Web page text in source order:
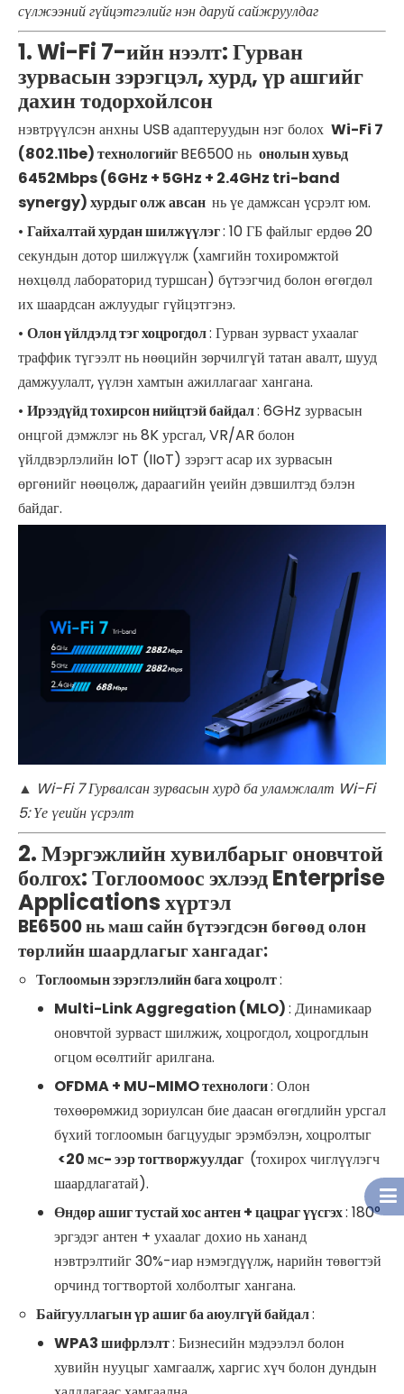
сүлжээний гүйцэтгэлийг нэн даруй сайжруулдаг
1. Wi-Fi 7-ийн нээлт: Гурван
зурвасын зэрэгцэл, хурд, үр ашгийг
дахин тодорхойлсон
нэвтрүүлсэн анхны USB адаптеруудын нэг болох Wi-Fi 7
(802.11be) технологийгBE6500 нь онолын хувьд
6452Mbps (6GHz + 5GHz + 2.4GHz tri-band
synergy) хурдыг олж авсан нь үе дамжсан үсрэлт юм.
• Гайхалтай хурдан шилжүүлэг: 10 ГБ файлыг ердөө 20
секундын дотор шилжүүлж (хамгийн тохиромжтой
нөхцөлд лабораторид туршсан) бүтээгчид болон өгөгдөл
их шаардсан ажлуудыг гүйцэтгэнэ.
• Олон үйлдэлд тэг хоцрогдол: Гурван зурваст ухаалаг
траффик түгээлт нь нөөцийн зөрчилгүй татан авалт, шууд
дамжуулалт, үүлэн хамтын ажиллагааг хангана.
• Ирээдүйд тохирсон нийцтэй байдал: 6GHz зурвасын
онцгой дэмжлэг нь 8K урсгал, VR/AR болон
үйлдвэрлэлийн IoT (IIoT) зэрэгт асар их зурвасын
өргөнийг нөөцөлж, дараагийн үеийн дэвшилтэд бэлэн
байдаг.
▲ Wi-Fi 7 Гурвалсан зурвасын хурд ба уламжлалт Wi-Fi
5: Үе үеийн үсрэлт
2. Мэргэжлийн хувилбарыг оновчтой
болгох: Тоглоомоос эхлээд Enterprise
Applications хүртэл
BE6500 нь маш сайн бүтээгдсэн бөгөөд олон
төрлийн шаардлагыг хангадаг:
Тоглоомын зэрэглэлийн бага хоцролт:
Multi-Link Aggregation (MLO): Динамикаар
оновчтой зурваст шилжиж, хоцрогдол, хоцрогдлын
огцом өсөлтийг арилгана.
OFDMA + MU-MIMO технологи: Олон
төхөөрөмжид зориулсан бие даасан өгөгдлийн урсгал
бүхий тоглоомын багцуудыг эрэмбэлэн, хоцролтыг
<20 мс- ээр тогтворжуулдаг (тохирох чиглүүлэгч
шаардлагатай).
Өндөр ашиг тустай хос антен + цацраг үүсгэх: 180°
эргэдэг антен + ухаалаг дохио нь хананд
нэвтрэлтийг 30%-иар нэмэгдүүлж, нарийн төвөгтэй
орчинд тогтвортой холболтыг хангана.
Байгууллагын үр ашиг ба аюулгүй байдал:
WPA3 шифрлэлт: Бизнесийн мэдээлэл болон
хувийн нууцыг хамгаалж, харгис хүч болон дундын